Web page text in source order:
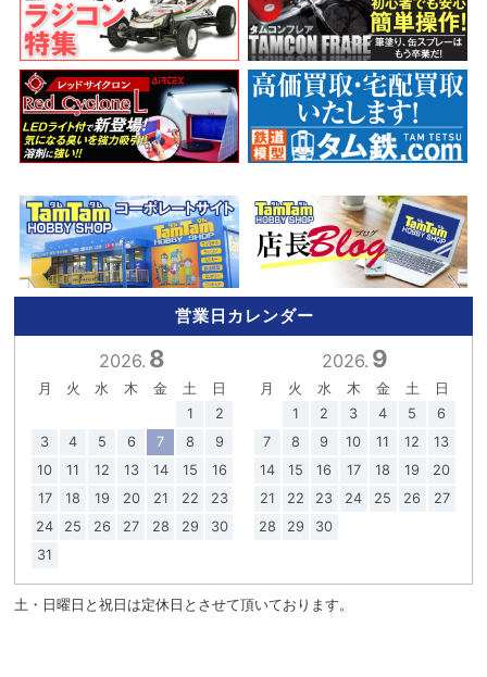
営業日カレンダー
2026. 8
月 火 水 木 金 土
日
1
2
3
4 5 6 7 8
9
10
11 12 13 14 15
16
17
18 19 20 21 22
23
24
25 26 27 28 29
30
31
2026. 9
月 火 水 木 金 土
日
1
2 3 4 5
6
7
8 9 10 11 12
13
14
15 16 17 18 19
20
21
22 23 24 25 26
27
28
29 30
土・日曜日と祝日は定休日とさせて頂いております。